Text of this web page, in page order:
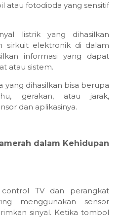
atau fotodioda yang sensitif
listrik yang dihasilkan
sirkuit elektronik di dalam
informasi yang dapat
atau sistem.
yang dihasilkan bisa berupa
gerakan, atau jarak,
dan aplikasinya.
dalam Kehidupan
TV dan perangkat
menggunakan sensor
sinyal. Ketika tombol